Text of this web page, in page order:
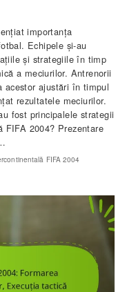
importanța
Echipele și-au
și strategiile în timp
a meciurilor. Antrenorii
acestor ajustări în timpul
rezultatele meciurilor.
fost principalele strategii
2004? Prezentare
FIFA 2004